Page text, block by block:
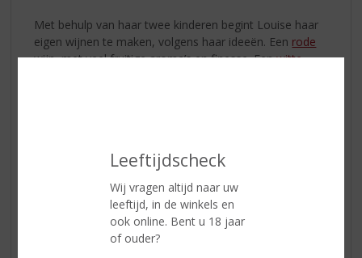
Leeftijdscheck
Wij vragen altijd naar uw
leeftijd, in de winkels en
ook online. Bent u 18 jaar
of ouder?
Met behulp van haar twee kinderen begint Louise haar
eigen wijnen te maken, volgens haar ideeën. Een rode
wijn, met veel fruitige aroma’s en finesse. Eenwitte